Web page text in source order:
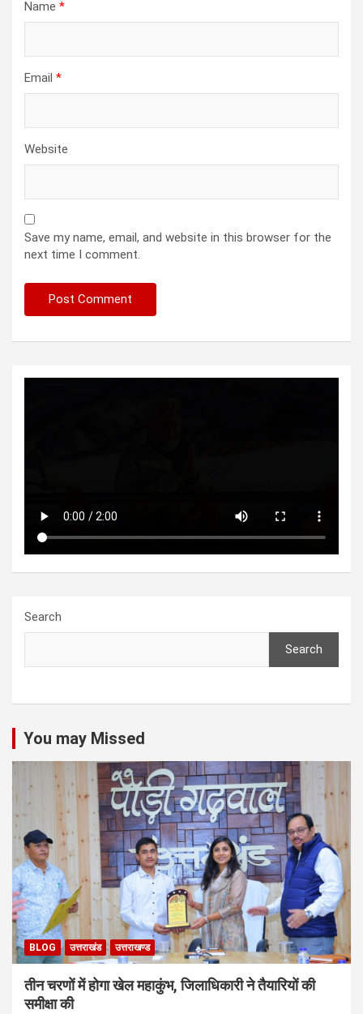
Name *
Email *
Website
Save my name, email, and website in this browser for the
next time I comment.
Search
Search
You may Missed
BLOG उत्तराखंड उत्तराखण्ड
तीन चरणों में होगा खेल महाकुंभ, जिलाधिकारी ने तैयारियों की
समीक्षा की